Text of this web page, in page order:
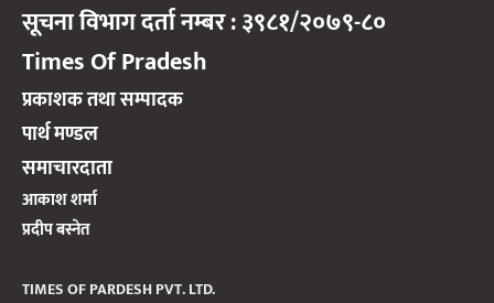
सूचना विभाग दर्ता नम्बर : ३९८१/२०७९-८०
Times Of Pradesh
प्रकाशक तथा सम्पादक
पार्थ मण्डल
समाचारदाता
आकाश शर्मा
प्रदीप बस्नेत
TIMES OF PARDESH PVT. LTD.